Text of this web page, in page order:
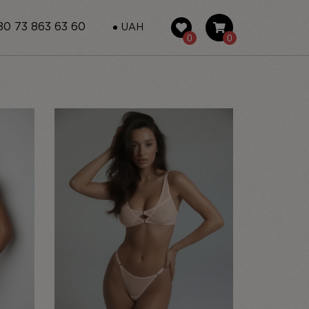
0
0
UAH
73 863 63 60